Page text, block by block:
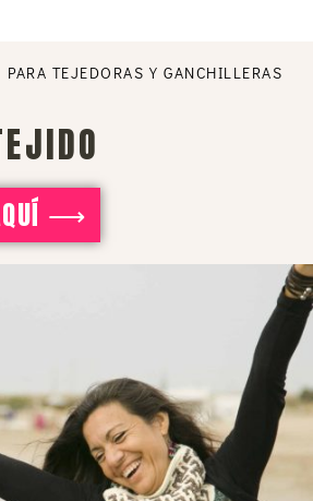
TEJEDORAS Y GANCHILLERAS
⟶